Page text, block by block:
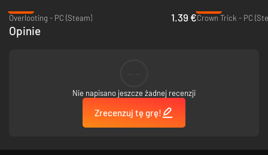
permanent) death ;)
Overlooting - PC (Steam)
1.39 €Crown Trick - PC
Opinie
Nie napisano jeszcze żadnej recenzji
Zrecenzuj tę grę!